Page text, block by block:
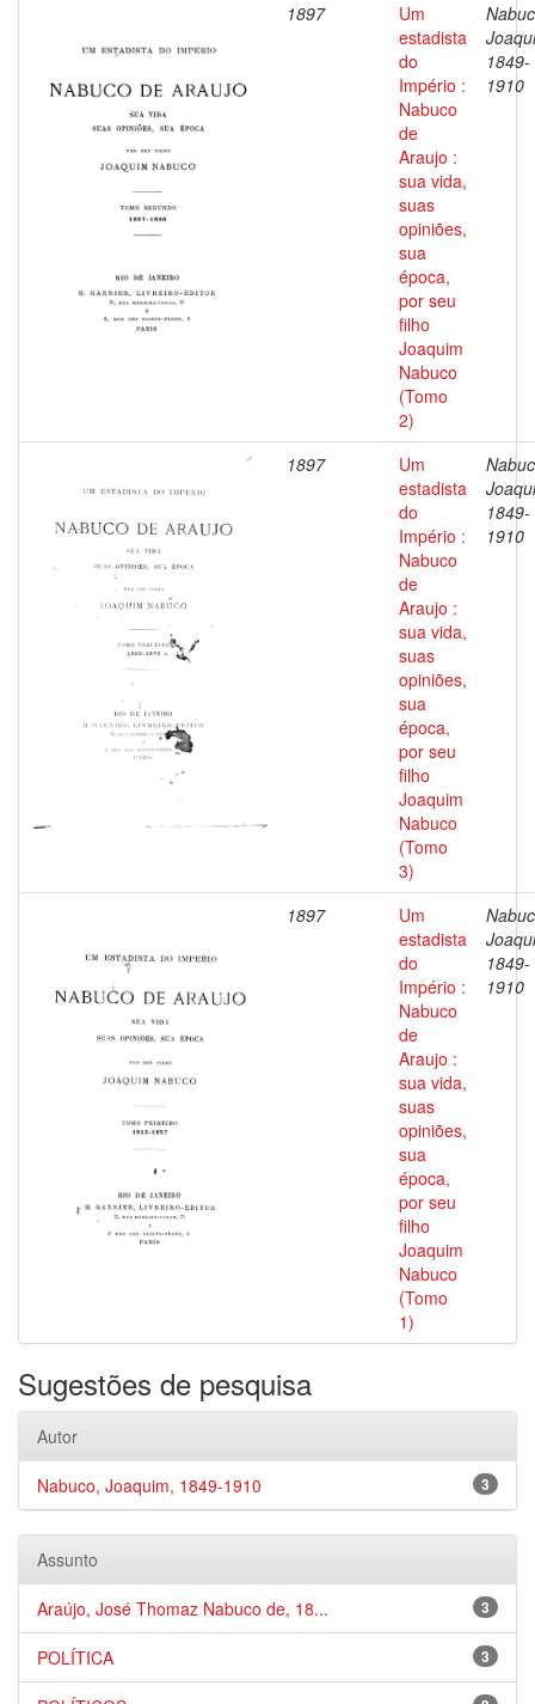
1897
Um
estadista
do
Império :
Nabuco
de
Araujo :
sua vida,
suas
opiniões,
sua
época,
por seu
filho
Joaquim
Nabuco
(Tomo
2)
1849-
1910
1897
Um
estadista
do
Império :
Nabuco
de
Araujo :
sua vida,
suas
opiniões,
sua
época,
por seu
filho
Joaquim
Nabuco
(Tomo
3)
1849-
1910
1897
Um
estadista
do
Império :
Nabuco
de
Araujo :
sua vida,
suas
opiniões,
sua
época,
por seu
filho
Joaquim
Nabuco
(Tomo
1)
1849-
1910
Sugestões de pesquisa
Autor
3
Nabuco, Joaquim, 1849-1910
Assunto
3
Araújo, José Thomaz Nabuco de, 18...
3
POLÍTICA